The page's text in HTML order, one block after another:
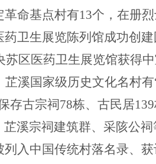
革命基点村有13个，在册
卫生展览陈列馆成功创
苏区医药卫生展览馆获得
芷溪国家级历史文化名村有
存古宗祠78栋、古民居139
芷溪宗祠建筑群、采陔公祠
入中国传统村落名录、